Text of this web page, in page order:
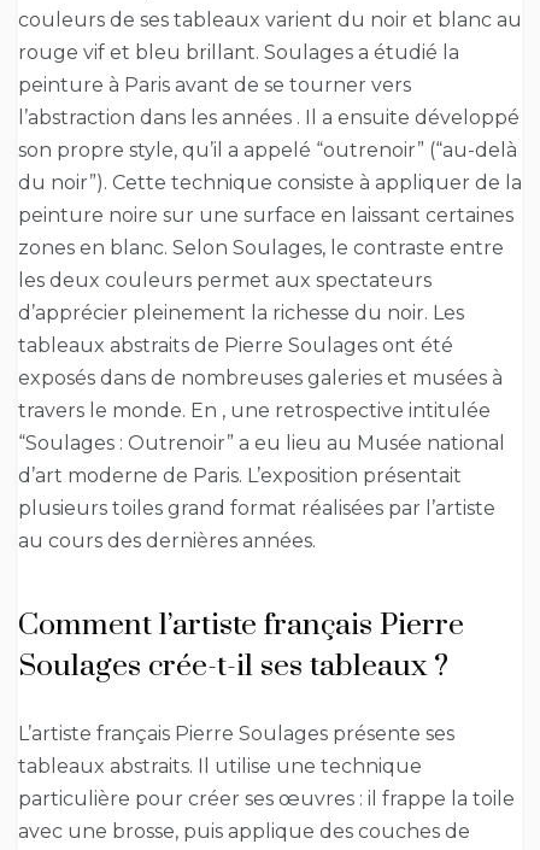
couleurs de ses tableaux varient du noir et blanc au
rouge vif et bleu brillant. Soulages a étudié la
peinture à Paris avant de se tourner vers
l’abstraction dans les années . Il a ensuite développé
son propre style, qu’il a appelé “outrenoir” (“au-delà
du noir”). Cette technique consiste à appliquer de la
peinture noire sur une surface en laissant certaines
zones en blanc. Selon Soulages, le contraste entre
les deux couleurs permet aux spectateurs
d’apprécier pleinement la richesse du noir. Les
tableaux abstraits de Pierre Soulages ont été
exposés dans de nombreuses galeries et musées à
travers le monde. En , une retrospective intitulée
“Soulages : Outrenoir” a eu lieu au Musée national
d’art moderne de Paris. L’exposition présentait
plusieurs toiles grand format réalisées par l’artiste
au cours des dernières années.
Comment l’artiste français Pierre
Soulages crée-t-il ses tableaux ?
L’artiste français Pierre Soulages présente ses
tableaux abstraits. Il utilise une technique
particulière pour créer ses œuvres : il frappe la toile
avec une brosse, puis applique des couches de